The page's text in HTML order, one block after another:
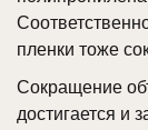
пленки тоже
Сокращение
достигается и